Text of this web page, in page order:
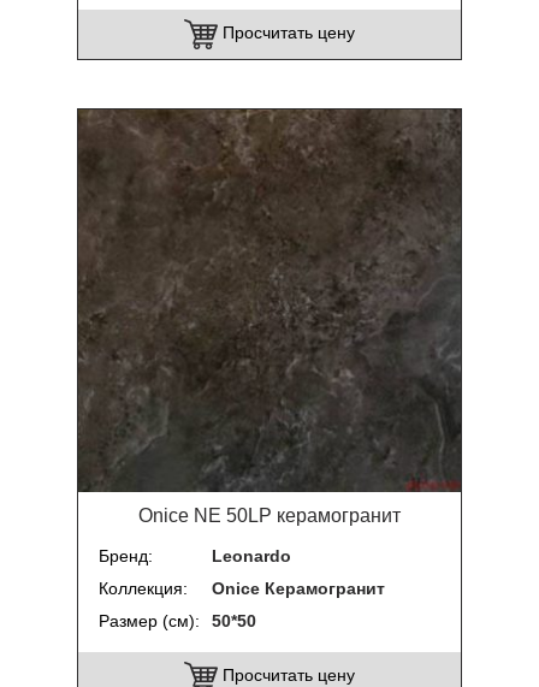
Просчитать цену
Onice NE 50LP керамогранит
Бренд
Leonardo
Коллекция
Onice Керамогранит
Размер (см)
50*50
Просчитать цену